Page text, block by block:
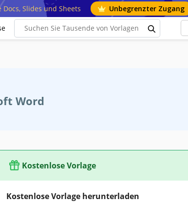
Slides und Sheets Unbegrenzter Zugang
Word
Kostenlose Vorlage
Kostenlose Vorlage herunterladen